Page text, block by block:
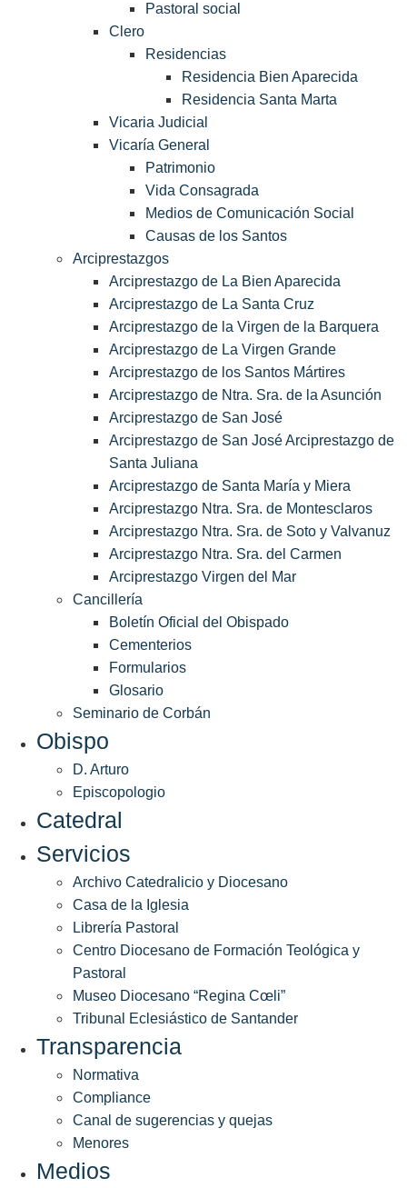
Pastoral social
Clero
Residencias
Residencia Bien Aparecida
Residencia Santa Marta
Vicaria Judicial
Vicaría General
Patrimonio
Vida Consagrada
Medios de Comunicación Social
Causas de los Santos
Arciprestazgos
Arciprestazgo de La Bien Aparecida
Arciprestazgo de La Santa Cruz
Arciprestazgo de la Virgen de la Barquera
Arciprestazgo de La Virgen Grande
Arciprestazgo de los Santos Mártires
Arciprestazgo de Ntra. Sra. de la Asunción
Arciprestazgo de San José
Arciprestazgo de San José Arciprestazgo de
Santa Juliana
Arciprestazgo de Santa María y Miera
Arciprestazgo Ntra. Sra. de Montesclaros
Arciprestazgo Ntra. Sra. de Soto y Valvanuz
Arciprestazgo Ntra. Sra. del Carmen
Arciprestazgo Virgen del Mar
Cancillería
Boletín Oficial del Obispado
Cementerios
Formularios
Glosario
Seminario de Corbán
Obispo
D. Arturo
Episcopologio
Catedral
Servicios
Archivo Catedralicio y Diocesano
Casa de la Iglesia
Librería Pastoral
Centro Diocesano de Formación Teológica y
Pastoral
Museo Diocesano “Regina Cœli”
Tribunal Eclesiástico de Santander
Transparencia
Normativa
Compliance
Canal de sugerencias y quejas
Menores
Medios